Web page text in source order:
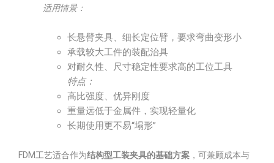
适用情景：
长悬臂夹具、细长定位臂，要求弯曲变形小
承载较大工件的装配治具
对耐久性、尺寸稳定性要求高的工位工具
特点：
高比强度、优异刚度
重量远低于金属件，实现轻量化
长期使用更不易“塌形”
FDM工艺适合作为结构型工装夹具的基础方案 ，可兼顾成本与